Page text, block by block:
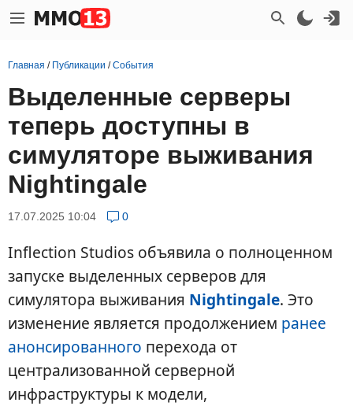
Главная / Публикации /События
Выделенные серверы
теперь доступны в
симуляторе выживания
Nightingale
17.07.2025 10:04 0
Inflection Studios объявила о полноценном
запуске выделенных серверов для
симулятора выживания Nightingale. Это
изменение является продолжением ранее
анонсированного перехода от
централизованной серверной
инфраструктуры к модели,